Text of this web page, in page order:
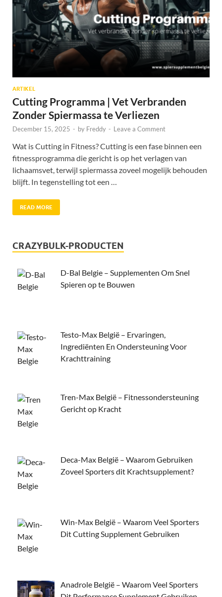
ARTIKEL
Cutting Programma | Vet Verbranden
Zonder Spiermassa te Verliezen
December 15, 2025 - by Freddy - Leave a Comment
Wat is Cutting in Fitness? Cutting is een fase binnen een
fitnessprogramma die gericht is op het verlagen van
lichaamsvet, terwijl spiermassa zoveel mogelijk behouden
blijft. In tegenstelling tot een …
READ MORE
CRAZYBULK-PRODUCTEN
D-Bal Belgie – Supplementen Om Snel
Spieren op te Bouwen
Testo-Max België – Ervaringen,
Ingrediënten En Ondersteuning Voor
Krachttraining
Tren-Max België – Fitnessondersteuning
Gericht op Kracht
Deca-Max België – Waarom Gebruiken
Zoveel Sporters dit Krachtsupplement?
Win-Max België – Waarom Veel Sporters
Dit Cutting Supplement Gebruiken
Anadrole België – Waarom Veel Sporters